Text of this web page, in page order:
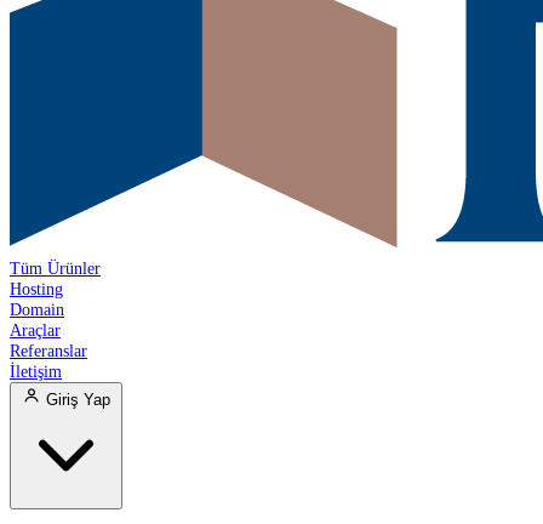
Tüm Ürünler
Hosting
Domain
Araçlar
Referanslar
İletişim
Giriş Yap